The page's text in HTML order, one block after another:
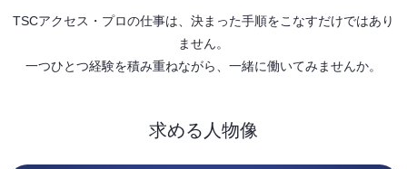
TSCアクセス・プロの仕事は、決まった手順をこなすだけではあり
ません。
一つひとつ経験を積み重ねながら、一緒に働いてみませんか。
求める人物像